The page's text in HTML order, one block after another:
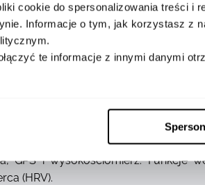
cookie do spersonalizowania treści i
Informacje o tym, jak korzystasz z
te informacje z innymi danymi
Szafirowe szkło chroni
z innowacyjnego materiału bi-
logo w zielonym kolorze i
o autorski system TAG Heuer
poziomie zaawansowania.
GPS i wysokościomierz. Funkcje
(HRV).